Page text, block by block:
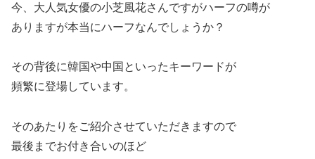
今、大人気女優の小芝風花さんですがハーフの噂が
ありますが本当にハーフなんでしょうか？
その背後に韓国や中国といったキーワードが
頻繁に登場しています。
そのあたりをご紹介させていただきますので
最後までお付き合いのほど